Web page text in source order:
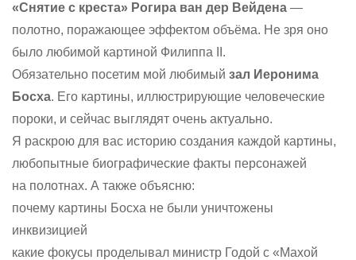
«Снятие с креста» Рогира ван дер Вейдена —
полотно, поражающее эффектом объёма. Не зря оно
было любимой картиной Филиппа II.
Обязательно посетим мой любимый зал Иеронима
Босха. Его картины, иллюстрирующие человеческие
пороки, и сейчас выглядят очень актуально.
Я раскрою для вас историю создания каждой картины,
любопытные биографические факты персонажей
на полотнах. А также объясню:
почему картины Босха не были уничтожены
инквизицией
какие фокусы проделывал министр Годой с «Махой